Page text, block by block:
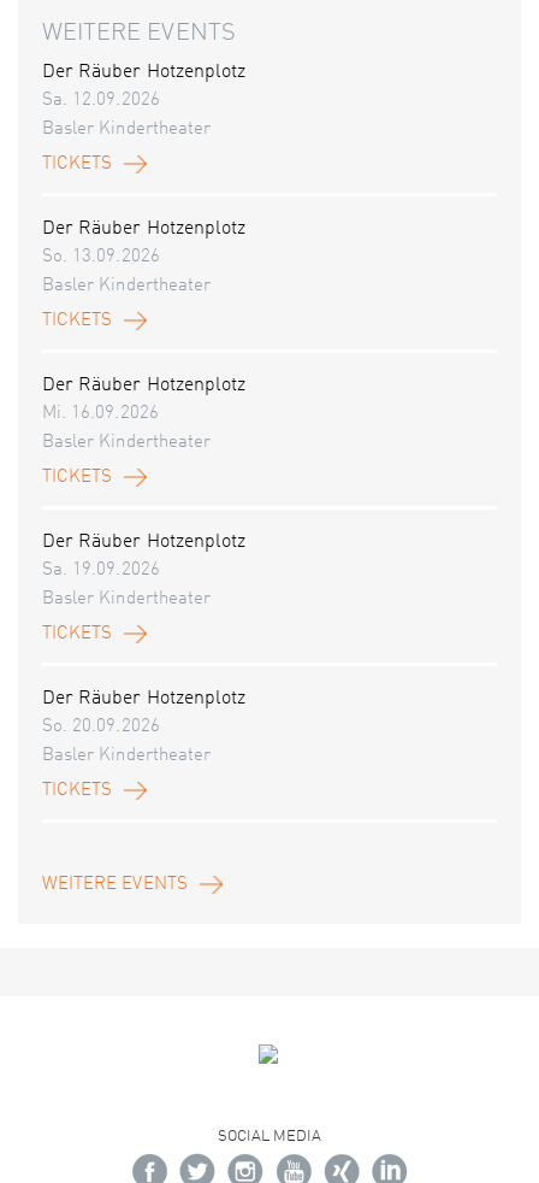
WEITERE EVENTS
Der Räuber Hotzenplotz
Sa. 12.09.2026
Basler Kindertheater
TICKETS
Der Räuber Hotzenplotz
So. 13.09.2026
Basler Kindertheater
TICKETS
Der Räuber Hotzenplotz
Mi. 16.09.2026
Basler Kindertheater
TICKETS
Der Räuber Hotzenplotz
Sa. 19.09.2026
Basler Kindertheater
TICKETS
Der Räuber Hotzenplotz
So. 20.09.2026
Basler Kindertheater
TICKETS
WEITERE EVENTS
SOCIAL MEDIA